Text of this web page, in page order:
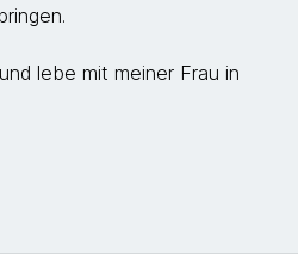
lebe mit meiner Frau in